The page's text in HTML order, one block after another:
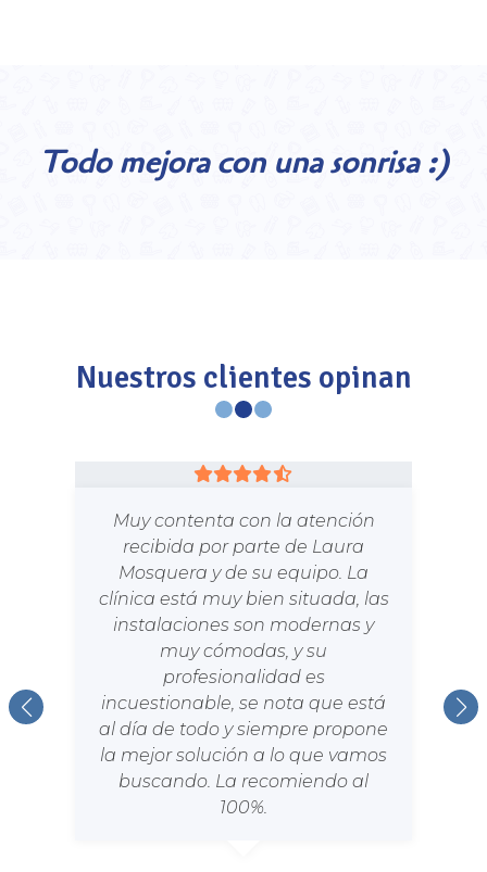
Todo mejora con una sonrisa :)
Nuestros clientes opinan
Muy contenta con la atención
recibida por parte de Laura
Mosquera y de su equipo. La
clínica está muy bien situada, las
instalaciones son modernas y
muy cómodas, y su
profesionalidad es
incuestionable, se nota que está
al día de todo y siempre propone
la mejor solución a lo que vamos
buscando. La recomiendo al
100%.